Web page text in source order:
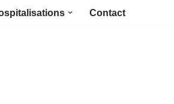
Contact